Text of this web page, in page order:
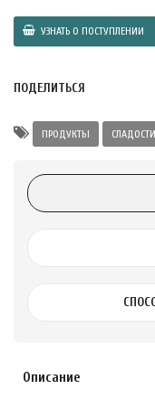
Укрепление
ПОДЕЛИТЬСЯ
ПРОДУКТЫ СЛАДОСТИ
Описание